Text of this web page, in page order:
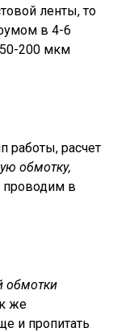
ленты, то
в 4-6
200 мкм
обмотку,
проводим в
обмотки
же
и пропитать